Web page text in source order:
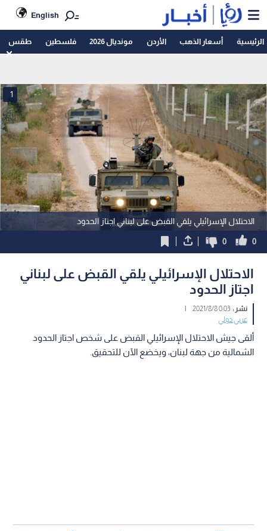
English
الرئيسية أسعار الذهب الأردن مونديال 2026 فلسطين طقس
الاحتلال الإسرائيلي يلقي القبض على لبناني اجتاز الحدود
1
0
0
الاحتلال الإسرائيلي يلقي القبض على لبناني
اجتاز الحدود
نشر :0:03 2021/8/8
|
عربي دولي
ألقى جيش الاحتلال الإسرائيلي القبض على شخص اجتاز الحدود
الشمالية من جهة لبنان، ويخضع الآن للتحقيق.